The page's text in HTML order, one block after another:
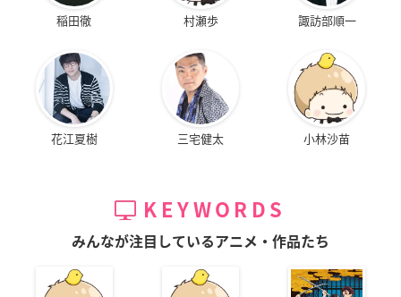
稲田徹 村瀬歩 諏訪部順一
花江夏樹 三宅健太 小林沙苗
KEYWORDS
みんなが注目しているアニメ・作品たち